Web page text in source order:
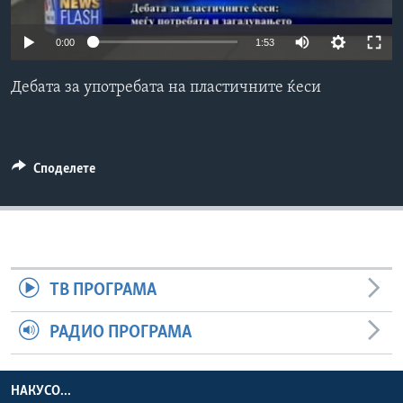
ИНТЕРВЈУА
Јазици
0:00 1:53
Дебата за употребата на пластичните ќеси
Споделете
ТВ ПРОГРАМА
РАДИО ПРОГРАМА
НАКУСО...